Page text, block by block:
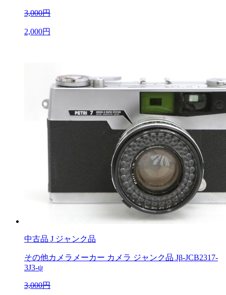
3,000円
2,000円
中古品 J ジャンク品
その他カメラメーカー カメラ ジャンク品 Jβ-JCB2317-
3J3-ψ
3,000円